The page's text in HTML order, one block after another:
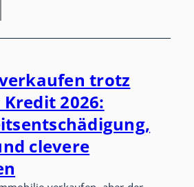
trotz
2026:
clevere